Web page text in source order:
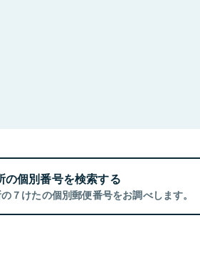
の個別番号を検索する
７けたの個別郵便番号をお調べします。